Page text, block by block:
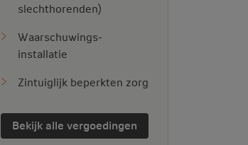
slechthorenden)
Waarschuwings-
installatie
Zintuiglijk beperkten zorg
Bekijk alle vergoedingen